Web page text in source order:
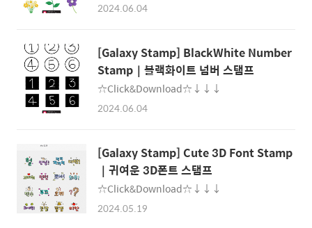
2024.06.04
[Galaxy Stamp] BlackWhite Number
Stamp｜블랙화이트 넘버 스탬프
☆Click&Download☆↓↓↓
2024.06.04
[Galaxy Stamp] Cute 3D Font Stamp
｜귀여운 3D폰트 스탬프
☆Click&Download☆↓↓↓
2024.05.19